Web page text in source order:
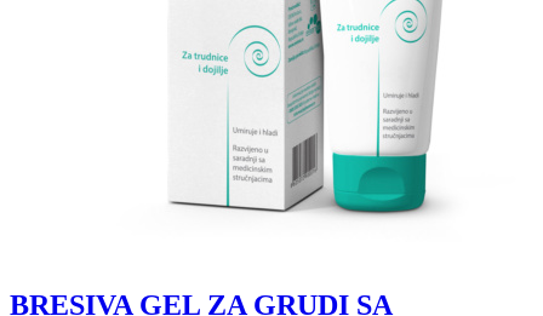
BRESIVA GEL ZA GRUDI SA